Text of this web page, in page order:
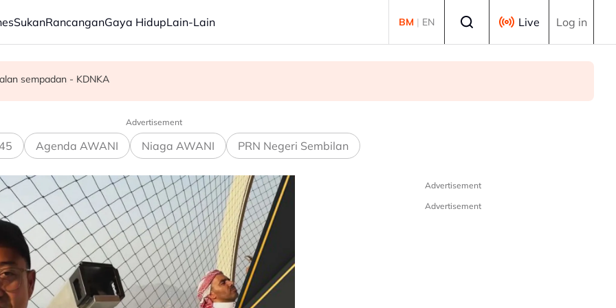
SukanRancanganGaya HidupLain-Lain BM | EN Live Log in
Ini" di BIFF
faham? - Penganalisis
sempadan - KDNKA
Advertisement
Agenda AWANI Niaga AWANI PRN Negeri Sembilan
Advertisement
Advertisement